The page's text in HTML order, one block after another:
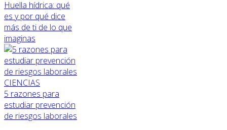
Huella hídrica: qué
es y por qué dice
más de ti de lo que
imaginas
CIENCIAS
5 razones para
estudiar prevención
de riesgos laborales